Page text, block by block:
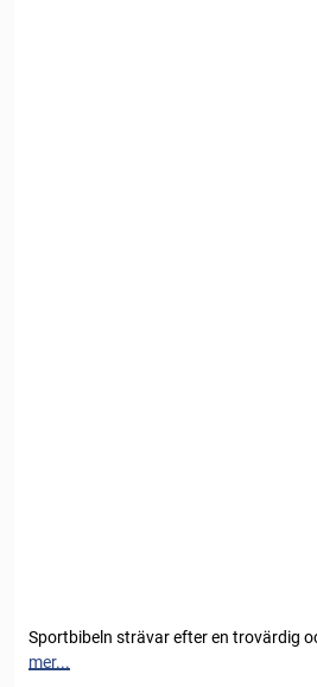
Sportbibeln strävar efter en trovärdig
mer...